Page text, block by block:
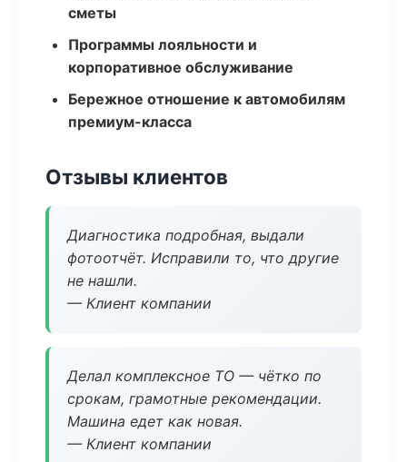
сметы
Программы лояльности и
корпоративное обслуживание
Бережное отношение к автомобилям
премиум-класса
Отзывы клиентов
Диагностика подробная, выдали
фотоотчёт. Исправили то, что другие
не нашли.
— Клиент компании
Делал комплексное ТО — чётко по
срокам, грамотные рекомендации.
Машина едет как новая.
— Клиент компании